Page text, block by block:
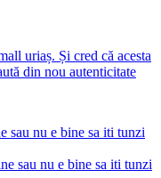
uriaș. Și cred că acesta
din nou autenticitate
sau nu e bine sa iti tunzi
sau nu e bine sa iti tunzi